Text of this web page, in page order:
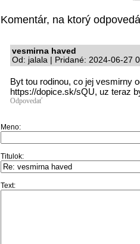
Komentár, na ktorý
vesmirna haved
Od: jalala | Pridané: 2024-06-27
Byt tou rodinou, co jej vesmirny
https://dopice.sk/sQU, uz teraz
Odpovedať
Meno:
Titulok:
Text: